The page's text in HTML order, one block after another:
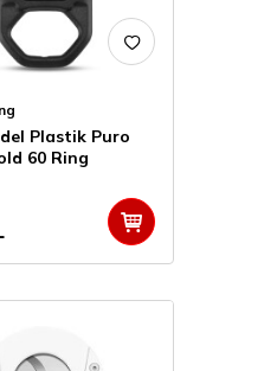
Plastik Puro
60 Ring